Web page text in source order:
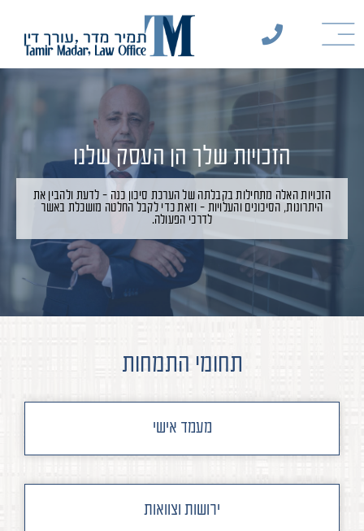
הזכויות שלך הן העסק שלנו
הזכויות האלה מתחילות בקבלתה של הערכת סיכון כנה - לדעת ולהבין את
היתרונות, הסיכונים והעלויות - וזאת כדי לקבל החלטה מושכלת באשר
לדרכי הפעולה.
תחומי התמחות
מעמד אישי
ירושות וצוואות